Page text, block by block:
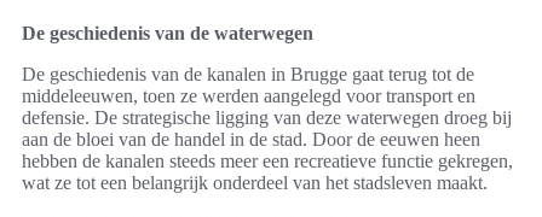
De geschiedenis van de waterwegen
De geschiedenis van de kanalen in Brugge gaat terug tot de
middeleeuwen, toen ze werden aangelegd voor transport en
defensie. De strategische ligging van deze waterwegen droeg bij
aan de bloei van de handel in de stad. Door de eeuwen heen
hebben de kanalen steeds meer een recreatieve functie gekregen,
wat ze tot een belangrijk onderdeel van het stadsleven maakt.